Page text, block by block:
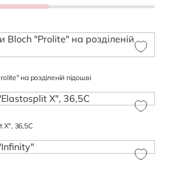
на розділеній підошві
X", 36,5С